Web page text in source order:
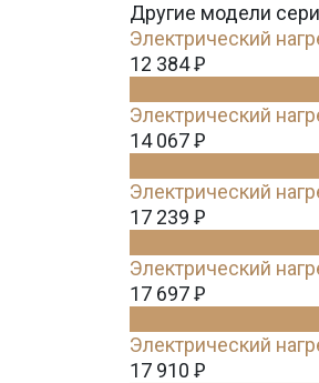
Другие модели
Электрический
12 384Ꝑ
Электрический
14 067Ꝑ
Электрический
17 239 Ꝑ
Электрический
17 697Ꝑ
Электрический
17 910 Ꝑ